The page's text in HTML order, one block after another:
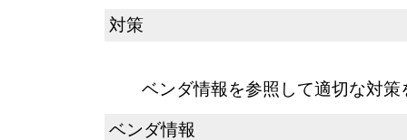
対策
ベンダ情報を参照して適切な対
ベンダ情報